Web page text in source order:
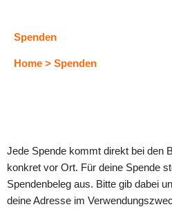
Spenden
Home > Spenden
Jede Spende kommt direkt bei den
konkret vor Ort. Für deine Spende
Spendenbeleg aus. Bitte gib dabei
deine Adresse im